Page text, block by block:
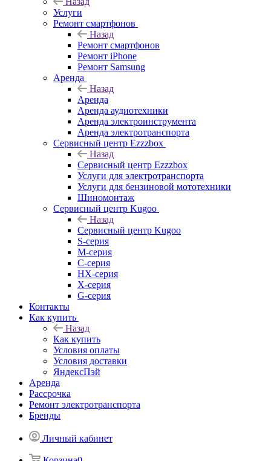
Услуги
Ремонт смартфонов
Назад
Ремонт смартфонов
Ремонт iPhone
Ремонт Samsung
Аренда
Назад
Аренда
Аренда аудиотехники
Аренда электроинструмента
Аренда электротранспорта
Сервисный центр Ezzzbox
Назад
Сервисный центр Ezzzbox
Услуги для электротранспорта
Услуги для бензиновой мототехники
Шиномонтаж
Сервисный центр Kugoo
Назад
Сервисный центр Kugoo
S-cерия
M-серия
С-серия
HX-серия
X-серия
G-серия
Контакты
Как купить
Назад
Как купить
Условия оплаты
Условия доставки
ЯндексПэй
Аренда
Рассрочка
Ремонт электротранспорта
Бренды
Личный кабинет